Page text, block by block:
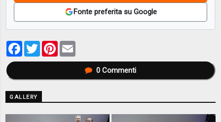
Fonte preferita su Google
Facebook
TwitterPinterest
0Commenti
GALLERY